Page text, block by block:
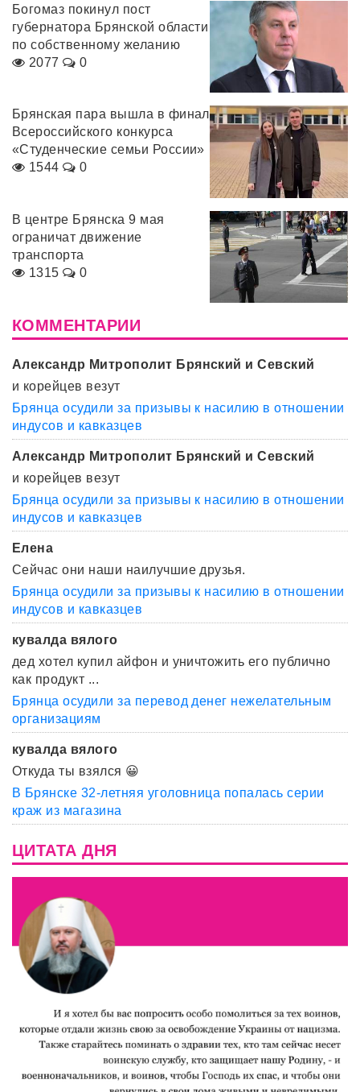
Богомаз покинул пост
губернатора Брянской области
по собственному желанию
2077
0
Брянская пара вышла в финал
Всероссийского конкурса
«Студенческие семьи России»
1544
0
В центре Брянска 9 мая
ограничат движение
транспорта
1315
0
КОММЕНТАРИИ
Александр Митрополит Брянский и Севский
и корейцев везут
Брянца осудили за призывы к насилию в отношении
индусов и кавказцев
Александр Митрополит Брянский и Севский
и корейцев везут
Брянца осудили за призывы к насилию в отношении
индусов и кавказцев
Елена
Сейчас они наши наилучшие друзья.
Брянца осудили за призывы к насилию в отношении
индусов и кавказцев
кувалда вялого
дед хотел купил айфон и уничтожить его публично
как продукт ...
Брянца осудили за перевод денег нежелательным
организациям
кувалда вялого
Откуда ты взялся 😀
В Брянске 32-летняя уголовница попалась серии
краж из магазина
ЦИТАТА ДНЯ